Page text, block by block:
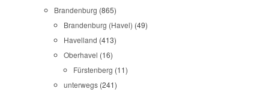
Brandenburg (865)
Brandenburg (Havel) (49)
Havelland (413)
Oberhavel (16)
Fürstenberg (11)
unterwegs (241)